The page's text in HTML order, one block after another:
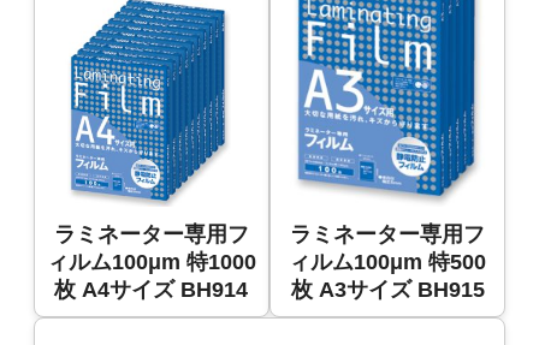
ラミネーター専用フ
ィルム100μm 特1000
枚 A4サイズ BH914
ラミネーター専用フ
ィルム100μm 特500
枚 A3サイズ BH915